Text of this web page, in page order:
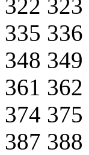
322 323
335 336
348 349
361 362
374 375
387 388